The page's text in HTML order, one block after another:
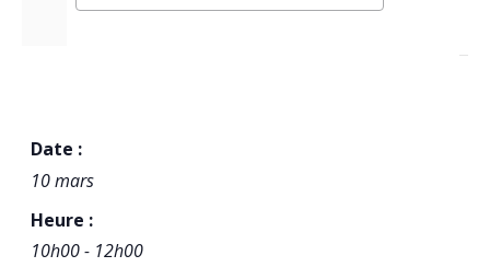
Date :
10 mars
Heure :
10h00 - 12h00